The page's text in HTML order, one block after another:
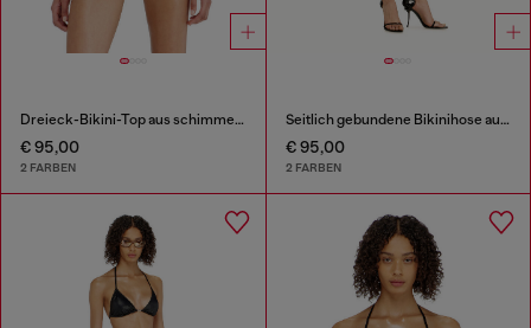
Dreieck-Bikini-Top aus schimmerndem Stoff
€ 95,00
2 FARBEN
Seitlich gebundene Bikinihose aus schimmerndem Stoff
€ 95,00
2 FARBEN